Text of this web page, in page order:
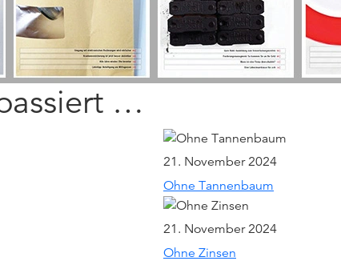
…
21. November 2024
Ohne Tannenbaum
21. November 2024
Ohne Zinsen